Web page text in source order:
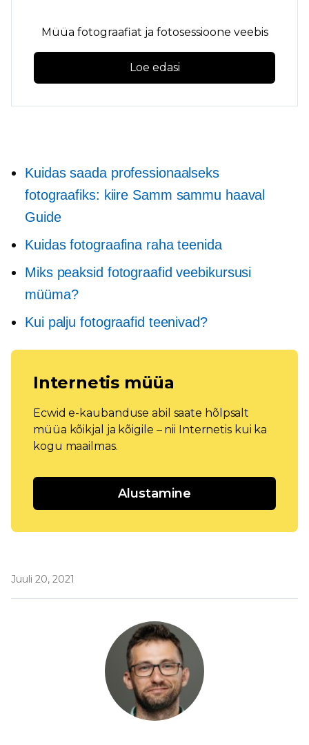
Müüa fotograafiat ja fotosessioone veebis
Loe edasi
Kuidas saada professionaalseks
fotograafiks: kiire Samm sammu haaval
Guide
Kuidas fotograafina raha teenida
Miks peaksid fotograafid veebikursusi
müüma?
Kui palju fotograafid teenivad?
Internetis müüa
Ecwid e-kaubanduse abil saate hõlpsalt
müüa kõikjal ja kõigile – nii Internetis kui ka
kogu maailmas.
Alustamine
Juuli 20, 2021